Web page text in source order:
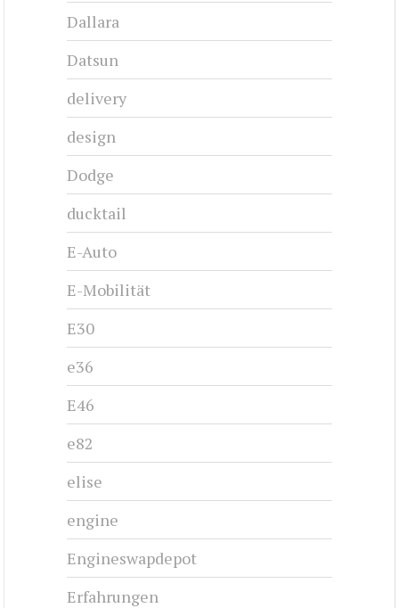
Dallara
Datsun
delivery
design
Dodge
ducktail
E-Auto
E-Mobilität
E30
e36
E46
e82
elise
engine
Engineswapdepot
Erfahrungen